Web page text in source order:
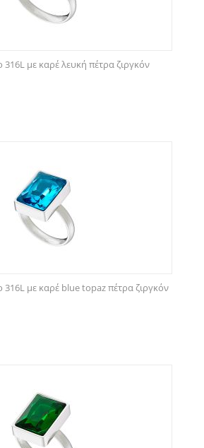
316L με καρέ λευκή πέτρα ζιργκόν
316L με καρέ blue topaz πέτρα ζιργκόν